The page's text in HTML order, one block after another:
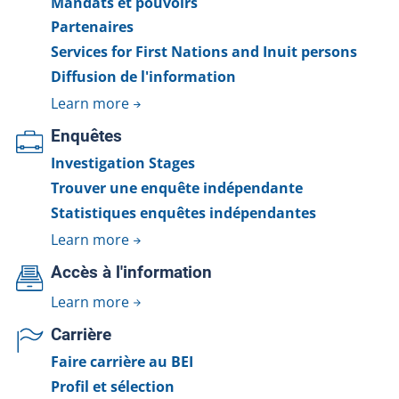
Partenaires
Services for First Nations and Inuit persons
Diffusion de l'information
Learn more
Enquêtes
Investigation Stages
Trouver une enquête indépendante
Statistiques enquêtes indépendantes
Learn more
Accès à l'information
Learn more
Carrière
Faire carrière au BEI
Profil et sélection